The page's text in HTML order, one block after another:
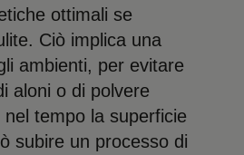
ottimali se
Ciò implica una
ambienti, per evitare
aloni o di polvere
tempo la superficie
subire un processo di